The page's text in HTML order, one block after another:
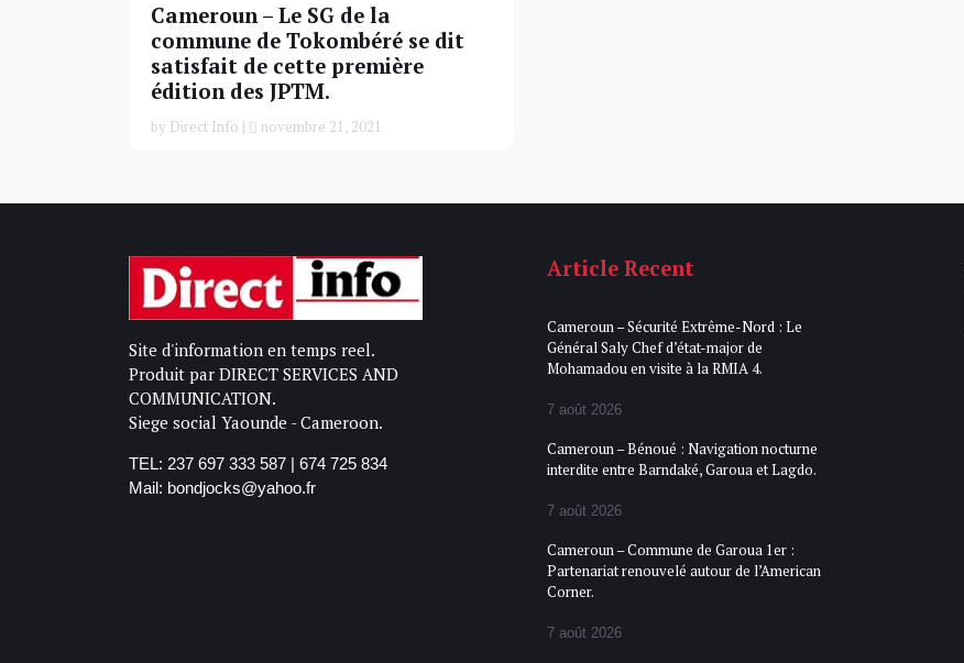
Cameroun – Le SG de la
commune de Tokombéré se dit
satisfait de cette première
édition des JPTM.
by Direct Info | novembre 21, 2021
Site d'information en temps reel.
Produit par DIRECT SERVICES AND
COMMUNICATION.
Siege social Yaounde - Cameroon.
TEL: 237 697 333 587 | 674 725 834
Mail: bondjocks@yahoo.fr
Article Recent
Cameroun – Sécurité Extrême-Nord : Le
Général Saly Chef d’état-major de
Mohamadou en visite à la RMIA 4.
7 août 2026
Cameroun – Bénoué : Navigation nocturne
interdite entre Barndaké, Garoua et Lagdo.
7 août 2026
Cameroun – Commune de Garoua 1er :
Partenariat renouvelé autour de l’American
Corner.
7 août 2026